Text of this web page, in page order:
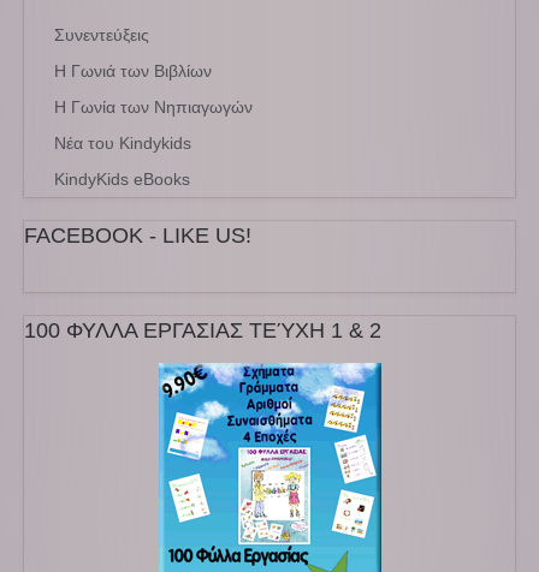
Συνεντεύξεις
Η Γωνιά των Βιβλίων
Η Γωνία των Νηπιαγωγών
Νέα του Kindykids
KindyKids eBooks
FACEBOOK - LIKE US!
100 ΦΥΛΛΑ ΕΡΓΑΣΙΑΣ ΤΕΎΧΗ 1 & 2